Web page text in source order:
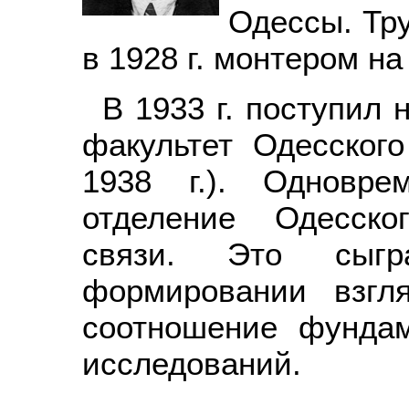
Одессы.
в 1928 г. монтером
В 1933 г. поступил
факультет
1938 г.).
отделение
связи. Это
формировании
соотношение
исследований.